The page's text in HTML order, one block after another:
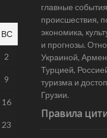
ВС
2
9
16
23
главные
происшествия,
экономика,
и прогнозы.
Украиной,
Турцией,
туризма и
Грузии.
Правила